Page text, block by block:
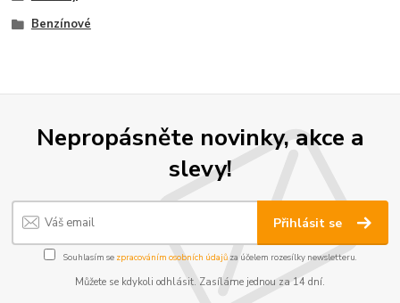
Benzínové
Nepropásněte novinky, akce a
slevy!
Přihlásit se
Souhlasím se zpracováním osobních údajůza účelem rozesílky newsletteru.
Můžete se kdykoli odhlásit. Zasíláme jednou za 14 dní.